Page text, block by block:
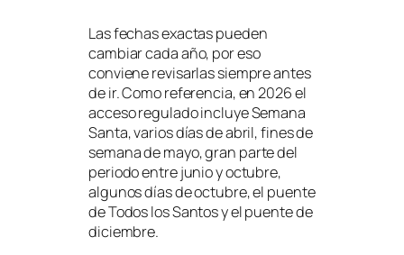
Las fechas exactas pueden
cambiar cada año, por eso
conviene revisarlas siempre antes
de ir. Como referencia, en 2026 el
acceso regulado incluye Semana
Santa, varios días de abril, fines de
semana de mayo, gran parte del
periodo entre junio y octubre,
algunos días de octubre, el puente
de Todos los Santos y el puente de
diciembre.